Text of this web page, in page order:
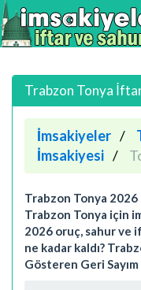
Trabzon Tonya
İmsakiyeler
İmsakiyesi
Trabzon Tonya 2026
Trabzon Tonya için
2026 oruç, sahur ve
ne kadar kaldı?
Gösteren Geri Sayım